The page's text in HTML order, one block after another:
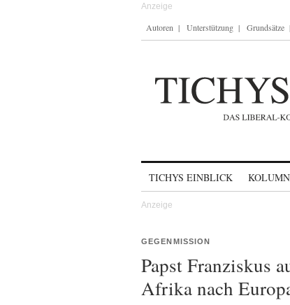
Autoren Unterstützung Grundsätze
TICHYS EINBLICK
GEGENMISSION
Papst Franziskus
Afrika nach